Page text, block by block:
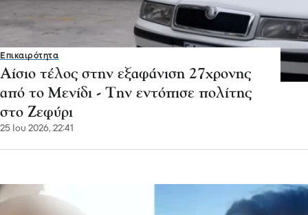
Επικαιρότητα
Αίσιο τέλος στην εξαφάνιση 27χρονης
από το Μενίδι - Την εντόπισε πολίτης
στο Ζεφύρι
25 Ιου 2026, 22:41